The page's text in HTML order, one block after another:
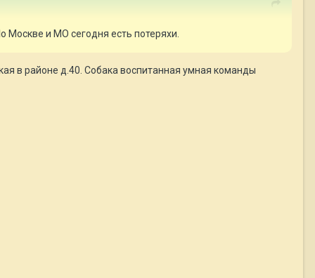
Москве и МО сегодня есть потеряхи.
в районе д.40. Собака воспитанная умная команды